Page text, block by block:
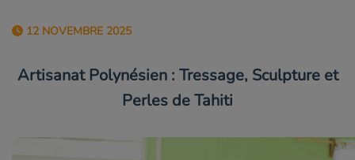
12 NOVEMBRE 2025
Artisanat Polynésien : Tressage, Sculpture et
Perles de Tahiti